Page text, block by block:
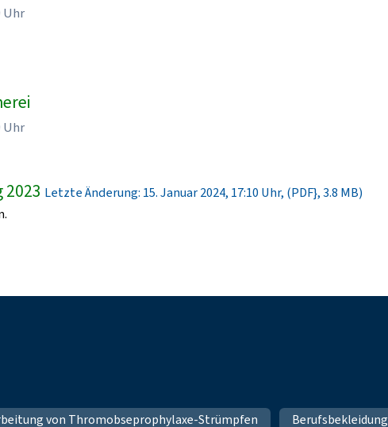
Uhr
Uhr
Letzte Änderung: 15. Januar 2024, 17:10 Uhr, (PDF}, 3.8 MB)
von Thromobseprophylaxe-Strümpfen Berufsbekleidung